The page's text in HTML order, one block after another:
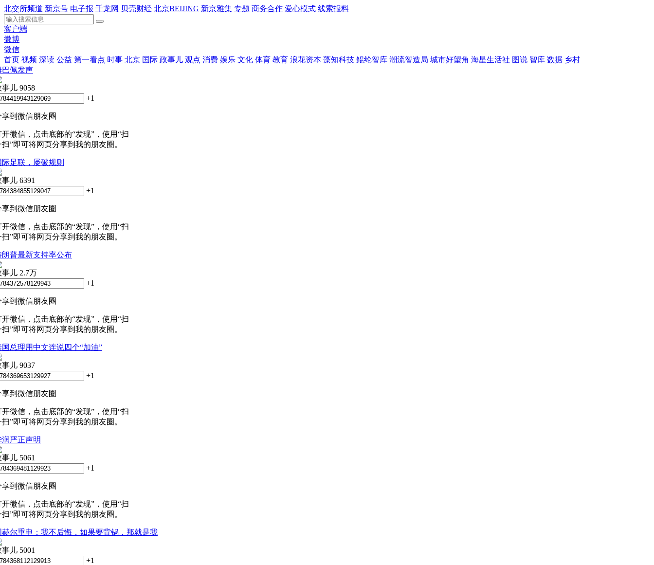
北交所频道 新京号 电子报 千龙网 贝壳财经 北京BEIJING 新京雅集 专题 商务合作 爱心模式 线索报料
客户端
微博
微信
首页 视频 深读 公益 第一看点 时事 北京 国际 政事儿 观点 消费 娱乐 文化 体育 教育 浪花资本 藻知科技 鲲纶智库 潮流智造局 城市好望角 海星生活社 图说 智库 数据 乡村
巴佩发声
事儿 9058
+1
享到微信朋友圈
开微信，点击底部的“发现”，使用“扫
扫”即可将网页分享到我的朋友圈。
际足联，屡破规则
事儿 6391
+1
享到微信朋友圈
开微信，点击底部的“发现”，使用“扫
扫”即可将网页分享到我的朋友圈。
朗普最新支持率公布
事儿 2.7万
+1
享到微信朋友圈
开微信，点击底部的“发现”，使用“扫
扫”即可将网页分享到我的朋友圈。
国总理用中文连说四个“加油”
事儿 9037
+1
享到微信朋友圈
开微信，点击底部的“发现”，使用“扫
扫”即可将网页分享到我的朋友圈。
润严正声明
事儿 5061
+1
享到微信朋友圈
开微信，点击底部的“发现”，使用“扫
扫”即可将网页分享到我的朋友圈。
赫尔重申：我不后悔，如果要背锅，那就是我
事儿 5001
+1